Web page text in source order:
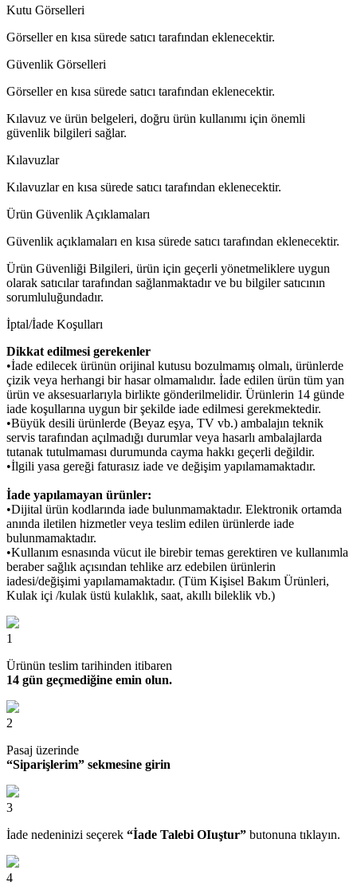
Kutu Görselleri
Görseller en kısa sürede satıcı tarafından eklenecektir.
Güvenlik Görselleri
Görseller en kısa sürede satıcı tarafından eklenecektir.
Kılavuz ve ürün belgeleri, doğru ürün kullanımı için önemli
güvenlik bilgileri sağlar.
Kılavuzlar
Kılavuzlar en kısa sürede satıcı tarafından eklenecektir.
Ürün Güvenlik Açıklamaları
Güvenlik açıklamaları en kısa sürede satıcı tarafından eklenecektir.
Ürün Güvenliği Bilgileri, ürün için geçerli yönetmeliklere uygun
olarak satıcılar tarafından sağlanmaktadır ve bu bilgiler satıcının
sorumluluğundadır.
İptal/İade Koşulları
Dikkat edilmesi gerekenler
•İade edilecek ürünün orijinal kutusu bozulmamış olmalı, ürünlerde
çizik veya herhangi bir hasar olmamalıdır. İade edilen ürün tüm yan
ürün ve aksesuarlarıyla birlikte gönderilmelidir. Ürünlerin 14 günde
iade koşullarına uygun bir şekilde iade edilmesi gerekmektedir.
•Büyük desili ürünlerde (Beyaz eşya, TV vb.) ambalajın teknik
servis tarafından açılmadığı durumlar veya hasarlı ambalajlarda
tutanak tutulmaması durumunda cayma hakkı geçerli değildir.
•İlgili yasa gereği faturasız iade ve değişim yapılamamaktadır.
İade yapılamayan ürünler:
•Dijital ürün kodlarında iade bulunmamaktadır. Elektronik ortamda
anında iletilen hizmetler veya teslim edilen ürünlerde iade
bulunmamaktadır.
•Kullanım esnasında vücut ile birebir temas gerektiren ve kullanımla
beraber sağlık açısından tehlike arz edebilen ürünlerin
iadesi/değişimi yapılamamaktadır. (Tüm Kişisel Bakım Ürünleri,
Kulak içi /kulak üstü kulaklık, saat, akıllı bileklik vb.)
1
Ürünün teslim tarihinden itibaren
14 gün geçmediğine emin olun.
2
Pasaj üzerinde
“Siparişlerim” sekmesine girin
3
İade nedeninizi seçerek “İade Talebi OIuştur” butonuna tıklayın.
4